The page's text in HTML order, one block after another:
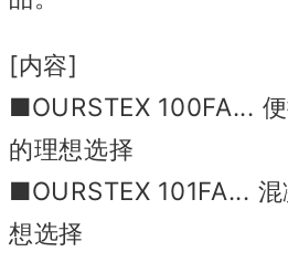
[内容]
■OURSTEX 100FA...
的理想选择
■OURSTEX 101FA...
想选择